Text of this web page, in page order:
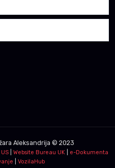
Aleksandrija © 2023
| Website Bureau UK|
e-Dokumenta
VozilaHub